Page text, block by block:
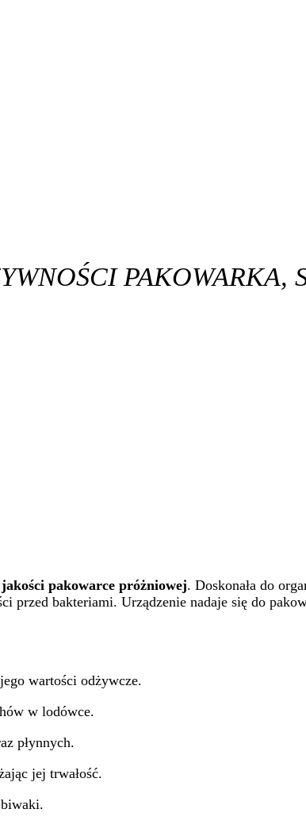
PAKOWARKA,
pakowarce próżniowej. Doskonała do
przed bakteriami. Urządzenie nadaje się do
wartości odżywcze.
w lodówce.
płynnych.
jej trwałość.